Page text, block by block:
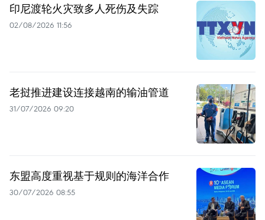
印尼渡轮火灾致多人死伤及失踪
02/08/2026 11:56
老挝推进建设连接越南的输油管道
31/07/2026 09:20
东盟高度重视基于规则的海洋合作
30/07/2026 08:55